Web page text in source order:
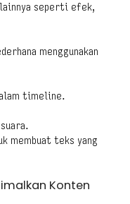
seperti efek,
menggunakan
timeline.
membuat teks yang
Konten